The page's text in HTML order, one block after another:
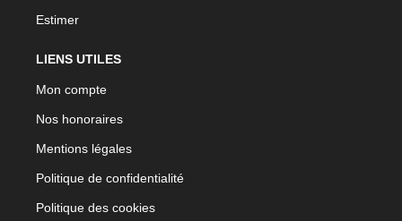
Estimer
LIENS UTILES
Mon compte
Nos honoraires
Mentions légales
Politique de confidentialité
Politique des cookies